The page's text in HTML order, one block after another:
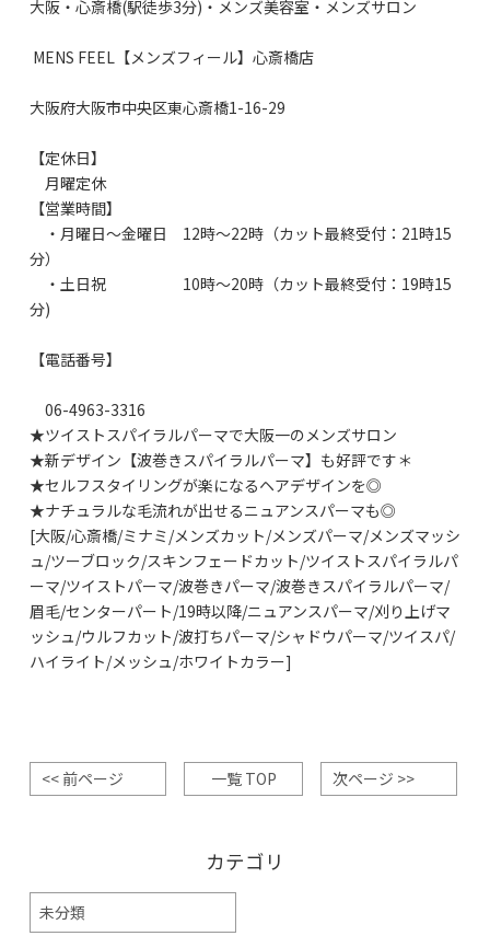
大阪・心斎橋(駅徒歩3分)・メンズ美容室・メンズサロン
MENS FEEL【メンズフィール】心斎橋店
大阪府大阪市中央区東心斎橋1-16-29
【定休日】
月曜定休
【営業時間】
・月曜日～金曜日 12時～22時（カット最終受付：21時15
分）
・土日祝 10時～20時（カット最終受付：19時15
分)
【電話番号】
06-4963-3316
★ツイストスパイラルパーマで大阪一のメンズサロン
★新デザイン【波巻きスパイラルパーマ】も好評です＊
★セルフスタイリングが楽になるヘアデザインを◎
★ナチュラルな毛流れが出せるニュアンスパーマも◎
[大阪/心斎橋/ミナミ/メンズカット/メンズパーマ/メンズマッシ
ュ/ツーブロック/スキンフェードカット/ツイストスパイラルパ
ーマ/ツイストパーマ/波巻きパーマ/波巻きスパイラルパーマ/
眉毛/センターパート/19時以降/ニュアンスパーマ/刈り上げマ
ッシュ/ウルフカット/波打ちパーマ/シャドウパーマ/ツイスパ/
ハイライト/メッシュ/ホワイトカラー]
<< 前ページ 一覧 TOP 次ページ >>
カテゴリ
未分類